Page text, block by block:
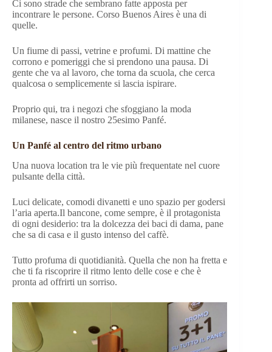
Ci sono strade che sembrano fatte apposta per
incontrare le persone. Corso Buenos Aires è una di
quelle.
Un fiume di passi, vetrine e profumi. Di mattine che
corrono e pomeriggi che si prendono una pausa. Di
gente che va al lavoro, che torna da scuola, che cerca
qualcosa o semplicemente si lascia ispirare.
Proprio qui, tra i negozi che sfoggiano la moda
milanese, nasce il nostro 25esimo Panfé.
Un Panfé al centro del ritmo urbano
Una nuova location tra le vie più frequentate nel cuore
pulsante della città.
Luci delicate, comodi divanetti e uno spazio per godersi
l’aria aperta.Il bancone, come sempre, è il protagonista
di ogni desiderio: tra la dolcezza dei baci di dama, pane
che sa di casa e il gusto intenso del caffè.
Tutto profuma di quotidianità. Quella che non ha fretta e
che ti fa riscoprire il ritmo lento delle cose e che è
pronta ad offrirti un sorriso.